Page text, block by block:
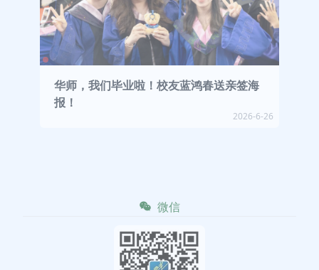
华师，我们毕业啦！校友蓝鸿春送亲签海
报！
2026-6-26
微信